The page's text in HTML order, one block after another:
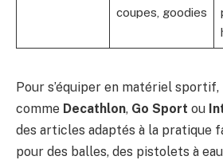
coupes, goodies
Pour s’équiper en matériel sportif,
comme Decathlon, Go Sport ou
des articles adaptés à la pratique
pour des balles, des pistolets à